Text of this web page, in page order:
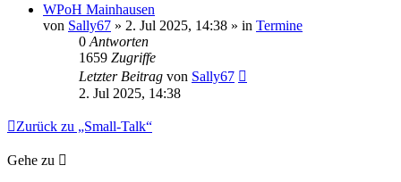
WPoH Mainhausen
von Sally67 » 2. Jul 2025, 14:38 » in Termine
0 Antworten
1659 Zugriffe
Letzter Beitrag von Sally67
2. Jul 2025, 14:38
Zurück zu „Small-Talk“
Gehe zu